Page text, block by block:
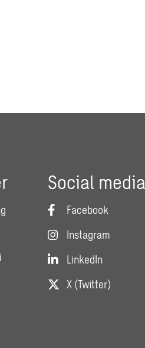
Social media
Facebook
Instagram
LinkedIn
X (Twitter)